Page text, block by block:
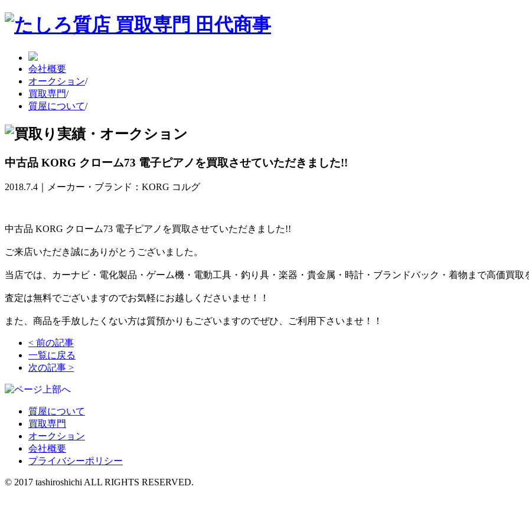
会社概要
オークション/
買取専門/
質屋について/
中古品 KORG クローム73 電子ピアノを買取させていただきました!!
2018.7.4｜メーカー・ブランド：KORG コルグ
中古品 KORG クローム73 電子ピアノを買取させていただきました!!
ご来店いただき誠にありがとうございました。
当店では、カーナビ・電化製品・ゲーム機・電動工具・釣り具・楽器・貴金属・時計・ブランドバック・着物まで高価買取
査定は無料でございますのでお気軽にお越しくださいませ！！
また、商品を手放したくない方は質預かりもございますのでぜひ、ご利用下さいませ！！
< 前の記事
一覧に戻る
次の記事 >
質屋について
買取専門
オークション
会社概要
プライバシーポリシー
© 2017 tashiroshichi ALL RIGHTS RESERVED.